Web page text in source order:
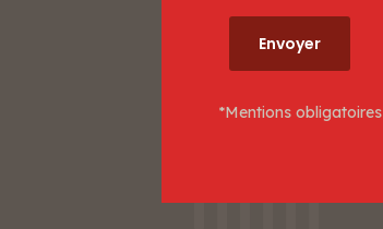
*Mentions obligatoires